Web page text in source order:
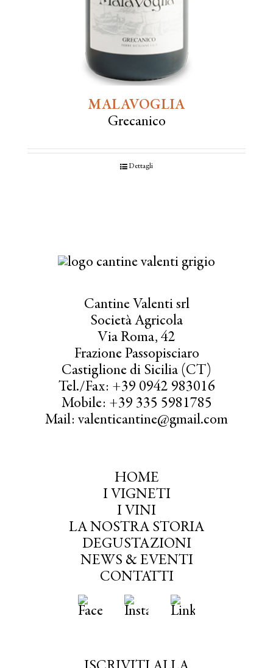
MALAVOGLIA
Grecanico
Dettagli
Cantine Valenti srl
Società Agricola
Via Roma, 42
Frazione Passopisciaro
Castiglione di Sicilia (CT)
Tel./Fax: +39 0942 983016
Mobile: +39 335 5981785
Mail: valenticantine@gmail.com
HOME
I VIGNETI
I VINI
LA NOSTRA STORIA
DEGUSTAZIONI
NEWS & EVENTI
CONTATTI